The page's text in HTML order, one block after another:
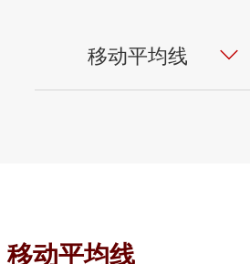
移动平均线
移动平均线